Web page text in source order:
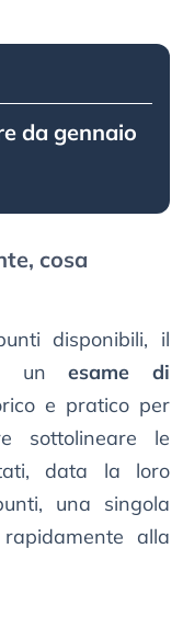
da gennaio
cosa
disponibili, il
unesame di
e pratico per
sottolineare le
data la loro
una singola
alla